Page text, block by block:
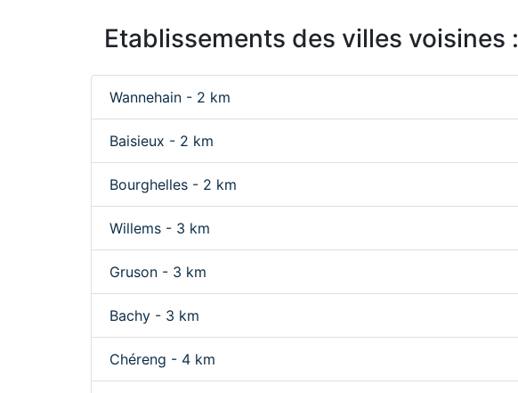
Etablissements des villes voisines :
Wannehain - 2 km
Baisieux - 2 km
Bourghelles - 2 km
Willems - 3 km
Gruson - 3 km
Bachy - 3 km
Chéreng - 4 km